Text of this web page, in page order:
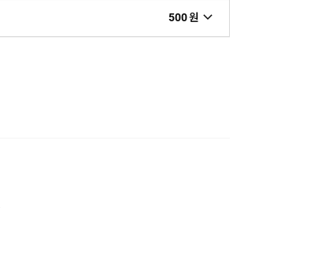
500 원